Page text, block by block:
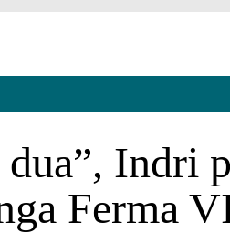
ndaj Kubës
dua”, Indri
Ferma